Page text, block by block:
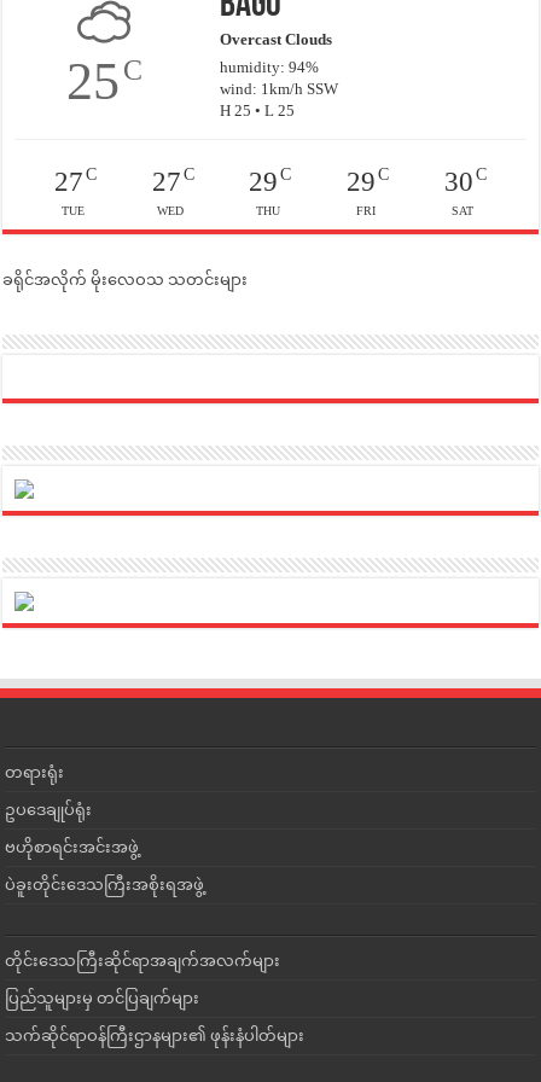
25C
Overcast Clouds
humidity: 94%
wind: 1km/h SSW
H 25 • L 25
27C
TUE
27C
WED
29 C
THU
29C
FRI
30C
SAT
ခရိုင်အလိုက် မိုးလေဝသ သတင်းများ
တရားရုံး
ဥပဒေချုပ်ရုံး
ဗဟိုစာရင်းအင်းအဖွဲ့
ပဲခူးတိုင်းဒေသကြီးအစိုးရအဖွဲ့
တိုင်းဒေသကြီးဆိုင်ရာအချက်အလက်များ
ပြည်သူများမှ တင်ပြချက်များ
သက်ဆိုင်ရာဝန်ကြီးဌာနများ၏ ဖုန်းနံပါတ်များ